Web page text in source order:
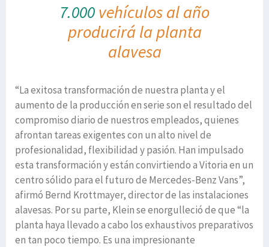
7.000vehículos al año
producirá la planta
alavesa
“La exitosa transformación de nuestra planta y el
aumento de la producción en serie son el resultado del
compromiso diario de nuestros empleados, quienes
afrontan tareas exigentes con un alto nivel de
profesionalidad, flexibilidad y pasión. Han impulsado
esta transformación y están convirtiendo a Vitoria en un
centro sólido para el futuro de Mercedes-Benz Vans”,
afirmó Bernd Krottmayer, director de las instalaciones
alavesas. Por su parte, Klein se enorgulleció de que “la
planta haya llevado a cabo los exhaustivos preparativos
en tan poco tiempo. Es una impresionante